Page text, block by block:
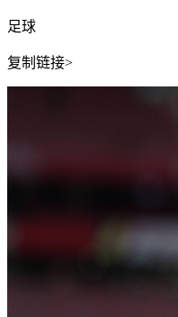
足球
复制链接>